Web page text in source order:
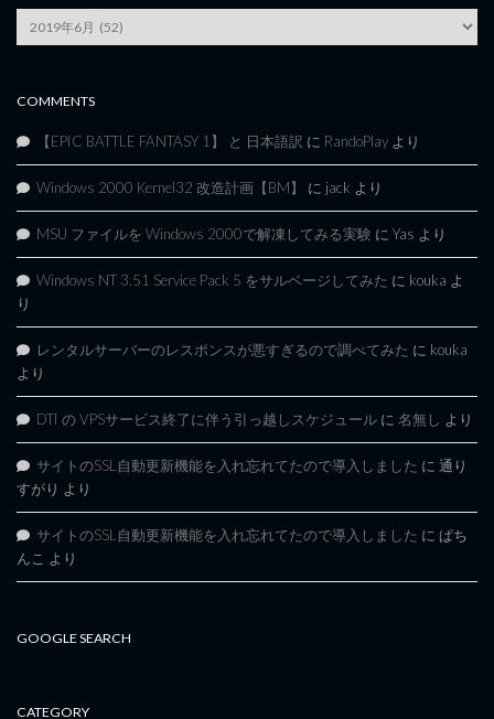
Archives
COMMENTS
【EPIC BATTLE FANTASY 1】 と 日本語訳 に RandoPlay より
Windows 2000 Kernel32 改造計画【BM】 に jack より
MSU ファイルを Windows 2000で解凍してみる実験 に Yas より
Windows NT 3.51 Service Pack 5 をサルベージしてみた に kouka よ
り
レンタルサーバーのレスポンスが悪すぎるので調べてみた に kouka
より
DTI の VPSサービス終了に伴う引っ越しスケジュール に 名無し より
サイトのSSL自動更新機能を入れ忘れてたので導入しました に 通り
すがり より
サイトのSSL自動更新機能を入れ忘れてたので導入しました に ぱち
んこ より
GOOGLE SEARCH
CATEGORY